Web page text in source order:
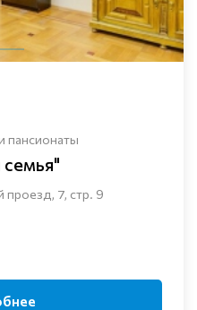
пансионаты
7, стр. 9